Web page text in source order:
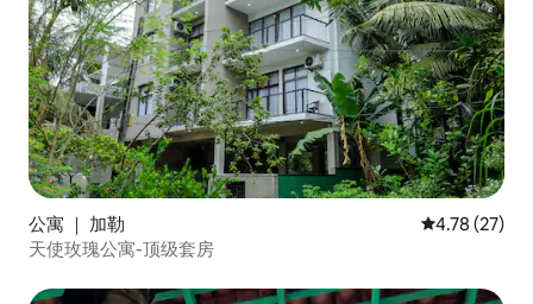
公寓 ｜ 加勒 平均评分
4.78 (27)
天使玫瑰公寓-顶级套房